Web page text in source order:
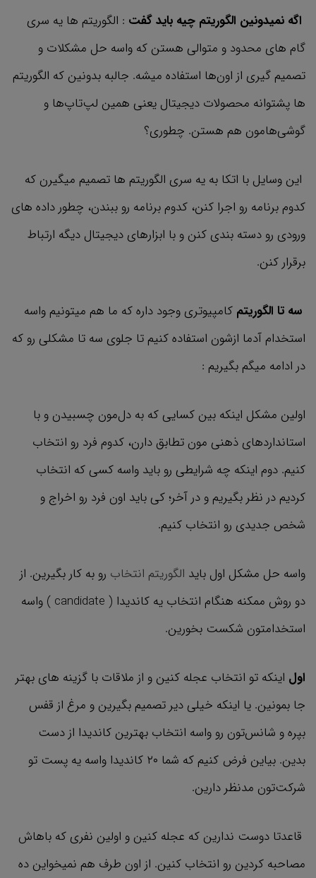
اگه نمیدونین الگوریتم چیه باید گفت : الگوریتم ها یه سری
گام های محدود و متوالی هستن که واسه حل مشکلات و
تصمیم گیری از اون‌ها استفاده میشه. جالبه بدونین که الگوریتم
ها پشتوانه محصولات دیجیتال یعنی همین لپ‌تاپ‌ها و
گوشی‌هامون هم هستن. چطوری؟
این وسایل با اتکا به یه سری الگوریتم ها تصمیم میگیرن که
کدوم برنامه رو اجرا کنن، کدوم برنامه رو ببندن، چطور داده های
ورودی رو دسته بندی کنن و با ابزارهای دیجیتال دیگه ارتباط
برقرار کنن.
سه تا الگوریتم کامپیوتری وجود داره که ما هم میتونیم واسه
استخدام آدما ازشون استفاده کنیم تا جلوی سه تا مشکلی رو که
در ادامه میگم بگیریم :
اولین مشکل اینکه بین کسایی که به دل‌مون چسبیدن و با
استانداردهای ذهنی مون تطابق دارن، کدوم فرد رو انتخاب
کنیم. دوم اینکه چه شرایطی رو باید واسه کسی که انتخاب
کردیم در نظر بگیریم و در آخر؛ کی باید اون فرد رو اخراج و
شخص جدیدی رو انتخاب کنیم.
واسه حل مشکل اول باید الگوریتم انتخاب رو به کار بگیرین. از
دو روش ممکنه هنگام انتخاب یه کاندیدا ( candidate ) واسه
استخدامتون شکست بخورین.
اول اینکه تو انتخاب عجله کنین و از ملاقات با گزینه های بهتر
جا بمونین. یا اینکه خیلی دیر تصمیم بگیرین و مرغ از قفس
بپره و شانس‌تون رو واسه انتخاب بهترین کاندیدا از دست
بدین. بیاین فرض کنیم که شما ۲۰ کاندیدا واسه یه پست تو
شرکت‌تون مدنظر دارین.
قاعدتا دوست ندارین که عجله کنین و اولین نفری که باهاش
مصاحبه کردین رو انتخاب کنین. از اون طرف هم نمیخواین ده